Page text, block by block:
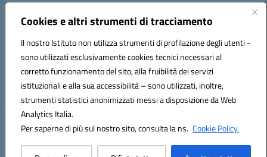
Cookies e altri strumenti di tracciamento
Il nostro Istituto non utilizza strumenti di profilazione degli utenti -
sono utilizzati esclusivamente cookies tecnici necessari al
corretto funzionamento del sito, alla fruibilità dei servizi
istituzionali e alla sua accessibilità – sono utilizzati, inoltre,
strumenti statistici anonimizzati messi a disposizione da Web
Analytics Italia.
Per saperne di più sul nostro sito, consulta la ns. Cookie Policy.
Indirizzo:
Centralino:078170786 Email:caic875002@istruzione.it
Codice fiscale: 90027700922
Codice meccanografico:
CAIC875002
Codice unico di fatturazione (CUF): UFVRG0
Hosting & Powered by 3D Solution S.r.l.
Concept & Design by Designers Italia